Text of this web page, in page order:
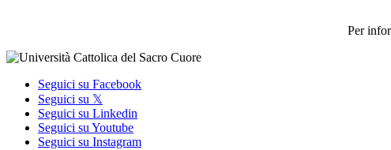
Per
Seguici su Facebook
Seguici su 𝕏
Seguici su Linkedin
Seguici su Youtube
Seguici su Instagram